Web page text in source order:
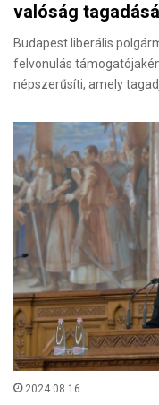
valóság
Budapest liberális
felvonulás
népszerűsíti, amely
2024.08.16.